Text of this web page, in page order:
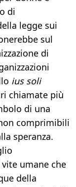
di
legge sui
sul
di
ius soli
chiamate più
di una
comprimibili
speranza.
umane che
della